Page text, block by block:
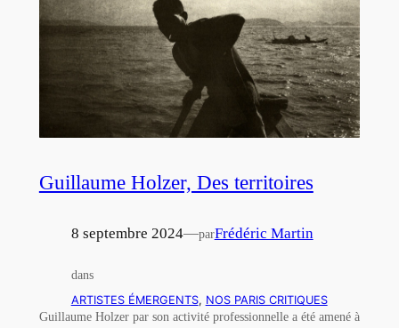
Guillaume Holzer, Des territoires
8 septembre 2024—parFrédéric Martin
dans
ARTISTES ÉMERGENTS, NOS PARIS CRITIQUES
Guillaume Holzer par son activité professionnelle a été amené à